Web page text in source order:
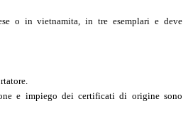
o in vietnamita, in tre esemplari e deve
e impiego dei certificati di origine sono